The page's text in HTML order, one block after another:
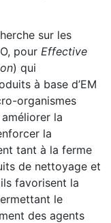
sur les
pour Effective
) qui
à base d’EM
organismes
la
la
tant à la ferme
de nettoyage et
favorisent la
le
des agents